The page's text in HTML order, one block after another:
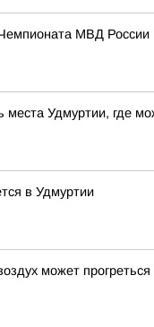
МВД
места Удмуртии, где
в Удмуртии
может прогреться